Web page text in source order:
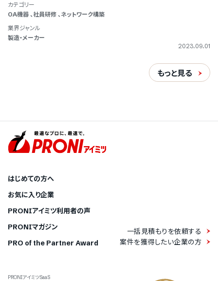
カテゴリー
OA機器 、社員研修 、 ネットワーク構築
業界ジャンル
製造・メーカー
2023.09.01
もっと見る
はじめての方へ
お気に入り企業
PRONIアイミツ利用者の声
PRONIマガジン
PRO of the Partner Award
一括見積もりを依頼する
案件を獲得したい企業の方
PRONIアイミツSaaS